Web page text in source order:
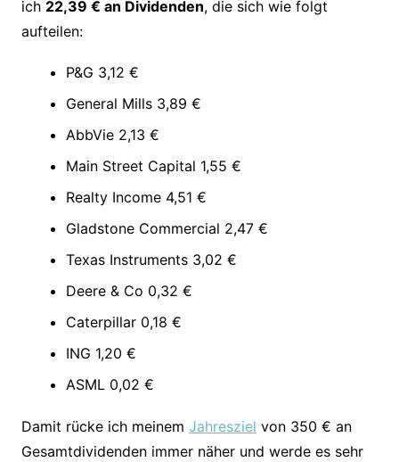
ich 22,39 € an Dividenden, die sich wie folgt
aufteilen:
P&G 3,12 €
General Mills 3,89 €
AbbVie 2,13 €
Main Street Capital 1,55 €
Realty Income 4,51 €
Gladstone Commercial 2,47 €
Texas Instruments 3,02 €
Deere & Co 0,32 €
Caterpillar 0,18 €
ING 1,20 €
ASML 0,02 €
Damit rücke ich meinem Jahresziel von 350 € an
Gesamtdividenden immer näher und werde es sehr